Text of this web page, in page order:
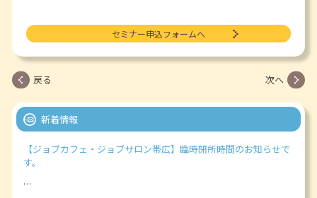
セミナー申込フォームへ
戻る 次へ
新着情報
【ジョブカフェ・ジョブサロン帯広】臨時閉所時間のお知らせで
す。
…